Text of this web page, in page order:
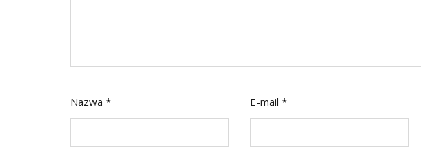
Nazwa * E-mail *